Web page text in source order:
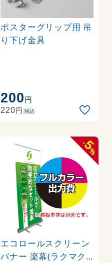
ポスターグリップ用 吊
り下げ金具
200円
220円 税込
-
5
%
エコロールスクリーン
バナー 楽幕(ラクマク)